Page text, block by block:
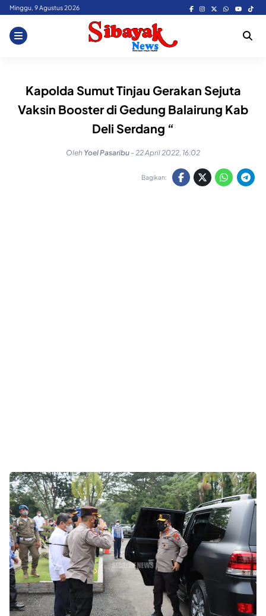
Skip
content
Minggu, 9 Agustus 2026
Kapolda Sumut Tinjau Gerakan Sejuta
Vaksin Booster di Gedung Balairung Kab
Deli Serdang “
Oleh Yoel Pasaribu - 22 April 2022, 16:02
Bagikan: